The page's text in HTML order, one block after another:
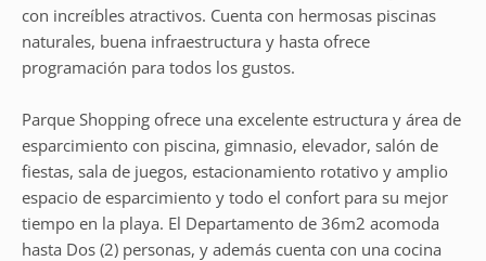
con increíbles atractivos. Cuenta con hermosas piscinas
naturales, buena infraestructura y hasta ofrece
programación para todos los gustos.
Parque Shopping ofrece una excelente estructura y área de
esparcimiento con piscina, gimnasio, elevador, salón de
fiestas, sala de juegos, estacionamiento rotativo y amplio
espacio de esparcimiento y todo el confort para su mejor
tiempo en la playa. El Departamento de 36m2 acomoda
hasta Dos (2) personas, y además cuenta con una cocina